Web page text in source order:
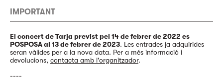
IMPORTANT
El concert de Tarja previst pel 14 de febrer de 2022 es
POSPOSA al 13 de febrer de 2023. Les entrades ja adquirides
seran vàlides per a la nova data. Per a més informació i
devolucions, contacta amb l'organitzador.
----